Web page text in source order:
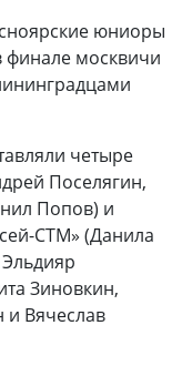
юниоры
финале москвичи
четыре
Поселягин,
Попов) и
СТМ» (Данила
Зиновкин,
и Вячеслав